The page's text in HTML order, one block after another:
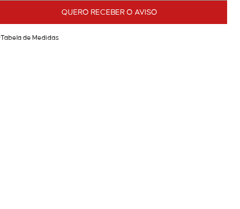
QUERO RECEBER O AVISO
Tabela de Medidas